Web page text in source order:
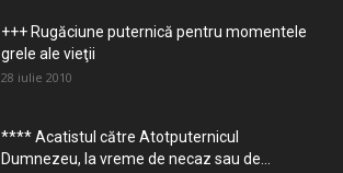
+++ Rugăciune puternică pentru momentele
grele ale vieţii
28 iulie 2010
**** Acatistul către Atotputernicul
Dumnezeu, la vreme de necaz sau de...